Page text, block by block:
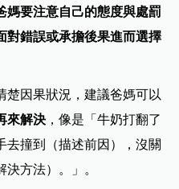
媽要注意自己的態度與處罰
對錯誤或承擔後果進而選擇
楚因果狀況，建議爸媽可以
來解決 ，像是「牛奶打翻了
去撞到（描述前因），沒關
方法）。」。